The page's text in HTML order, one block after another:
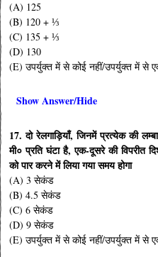
(A) 125
(B) 120 + ⅓
(C) 135 + ⅓
(D) 130
(E) उपर्युक्त में से कोई नहीं/उपर्युक्त में से
Show Answer/Hide
17. दो रेलगाड़ियाँ, जिनमें प्रत्येक की
मी० प्रति घंटा है, एक-दूसरे की विपरीत
को पार करने में लिया गया समय होगा
(A) 3 सेकंड
(B) 4.5 सेकंड
(C) 6 सेकंड
(D) 9 सेकंड
(E) उपर्युक्त में से कोई नहीं/उपर्युक्त में से